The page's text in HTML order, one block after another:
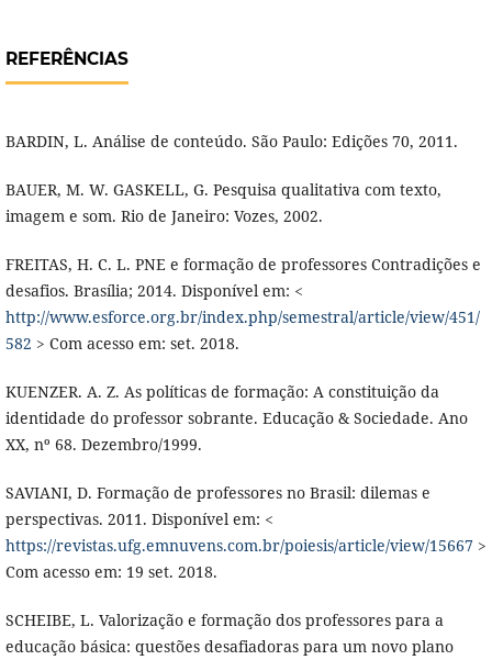
REFERÊNCIAS
BARDIN, L. Análise de conteúdo. São Paulo: Edições 70, 2011.
BAUER, M. W. GASKELL, G. Pesquisa qualitativa com texto,
imagem e som. Rio de Janeiro: Vozes, 2002.
FREITAS, H. C. L. PNE e formação de professores Contradições e
desafios. Brasília; 2014. Disponível em: <
http://www.esforce.org.br/index.php/semestral/article/view/451/
582 > Com acesso em: set. 2018.
KUENZER. A. Z. As políticas de formação: A constituição da
identidade do professor sobrante. Educação & Sociedade. Ano
XX, nº 68. Dezembro/1999.
SAVIANI, D. Formação de professores no Brasil: dilemas e
perspectivas. 2011. Disponível em: <
https://revistas.ufg.emnuvens.com.br/poiesis/article/view/15667 >
Com acesso em: 19 set. 2018.
SCHEIBE, L. Valorização e formação dos professores para a
educação básica: questões desafiadoras para um novo plano